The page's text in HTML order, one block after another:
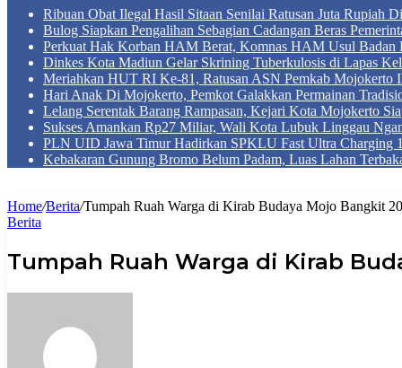
Ribuan Obat Ilegal Hasil Sitaan Senilai Ratusan Juta Rupiah
Bulog Siapkan Pengalihan Sebagian Cadangan Beras
Perkuat Hak Korban HAM Berat, Komnas HAM Usul Badan
Dinkes Kota Madiun Gelar Skrining Tuberkulosis di Lapas
Meriahkan HUT RI Ke-81, Ratusan ASN Pemkab Mojokerto
Hari Anak Di Mojokerto, Pemkot Galakkan Permainan
Lelang Serentak Barang Rampasan, Kejari Kota Mojokerto
Sukses Amankan Rp27 Miliar, Wali Kota Lubuk Linggau
PLN UID Jawa Timur Hadirkan SPKLU Fast Ultra Charging
Kebakaran Gunung Bromo Belum Padam, Luas Lahan
Home/Berita/Tumpah Ruah Warga di Kirab Budaya Mojo Bangkit
Berita
Tumpah Ruah Warga di Kirab